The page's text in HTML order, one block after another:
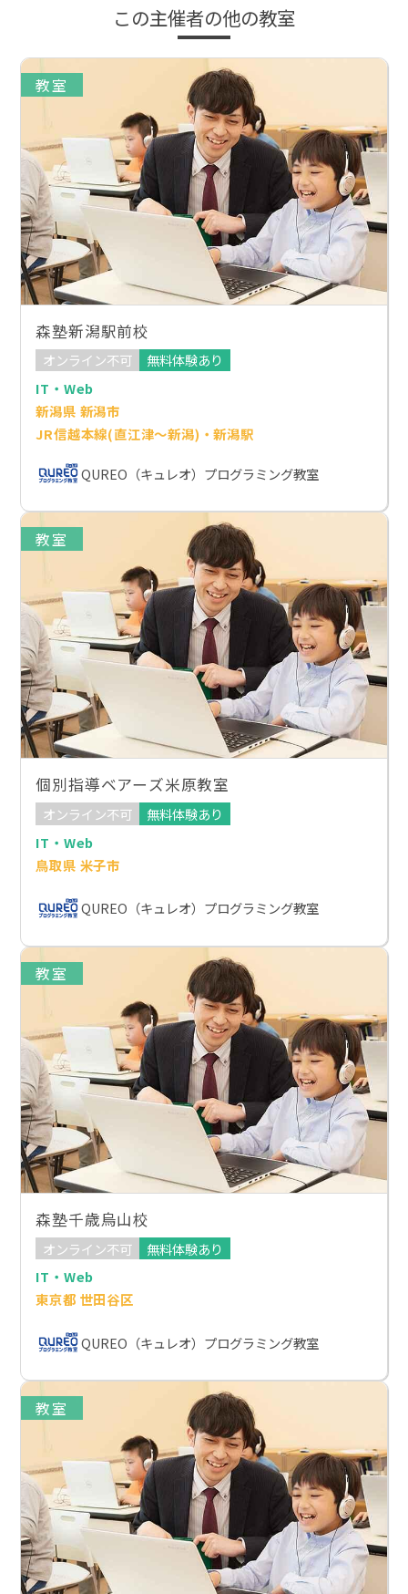
この主催者の他の教室
教室
森塾新潟駅前校
オンライン不可
無料体験あり
IT・Web
新潟県 新潟市
JR信越本線(直江津～新潟)・新潟駅
QUREO（キュレオ）プログラミング教室
教室
個別指導ベアーズ米原教室
オンライン不可
無料体験あり
IT・Web
鳥取県 米子市
QUREO（キュレオ）プログラミング教室
教室
森塾千歳烏山校
オンライン不可
無料体験あり
IT・Web
東京都 世田谷区
QUREO（キュレオ）プログラミング教室
教室